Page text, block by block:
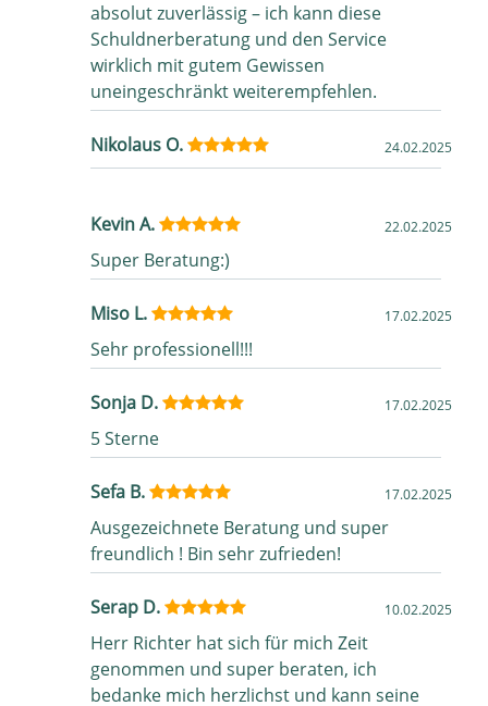
absolut zuverlässig – ich kann diese
Schuldnerberatung und den Service
wirklich mit gutem Gewissen
uneingeschränkt weiterempfehlen.
Nikolaus O. 24.02.2025
Kevin A. 22.02.2025
Super Beratung:)
Miso L. 17.02.2025
Sehr professionell!!!
Sonja D. 17.02.2025
5 Sterne
Sefa B. 17.02.2025
Ausgezeichnete Beratung und super
freundlich ! Bin sehr zufrieden!
Serap D. 10.02.2025
Herr Richter hat sich für mich Zeit
genommen und super beraten, ich
bedanke mich herzlichst und kann seine